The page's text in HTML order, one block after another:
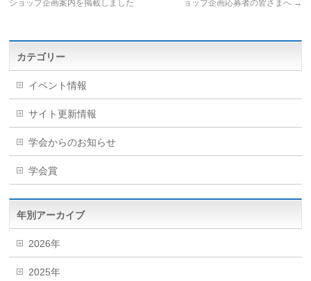
ショップ企画案内を掲載しました
ョップ企画応募者の皆さまへ →
カテゴリー
イベント情報
サイト更新情報
学会からのお知らせ
学会賞
年別アーカイブ
2026年
2025年